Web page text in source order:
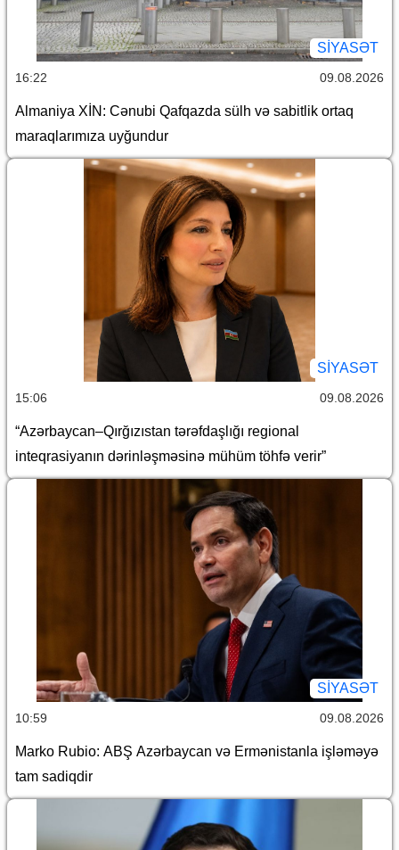
SİYASƏT
16:22 09.08.2026
Almaniya XİN: Cənubi Qafqazda sülh və sabitlik ortaq
maraqlarımıza uyğundur
SİYASƏT
15:06 09.08.2026
“Azərbaycan–Qırğızıstan tərəfdaşlığı regional
inteqrasiyanın dərinləşməsinə mühüm töhfə verir”
SİYASƏT
10:59 09.08.2026
Marko Rubio: ABŞ Azərbaycan və Ermənistanla işləməyə
tam sadiqdir